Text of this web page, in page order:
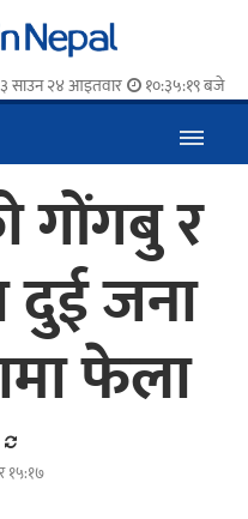
साउन २४ आइतवार १०:३५:२० बजे
गोंगबु र
दुई जना
फेला
१५:१७